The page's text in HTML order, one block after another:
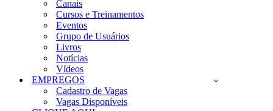
Canais
Cursos e Treinamentos
Eventos
Grupo de Usuários
Livros
Notícias
Vídeos
EMPREGOS
Cadastro de Vagas
Vagas Disponíveis